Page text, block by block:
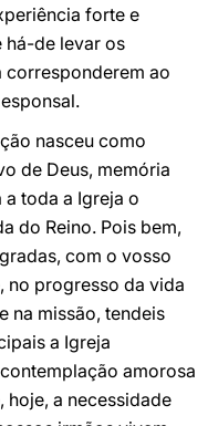
forte e
há-de levar os
corresponderem ao
nasceu como
de Deus, memória
a toda a Igreja o
do Reino. Pois bem,
com o vosso
no progresso da vida
na missão, tendeis
a Igreja
amorosa
hoje, a necessidade